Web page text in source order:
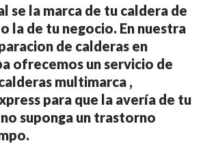
se la marca de tu caldera de
la de tu negocio. En nuestra
de calderas en
ofrecemos un servicio de
multimarca ,
para que la avería de tu
suponga un trastorno